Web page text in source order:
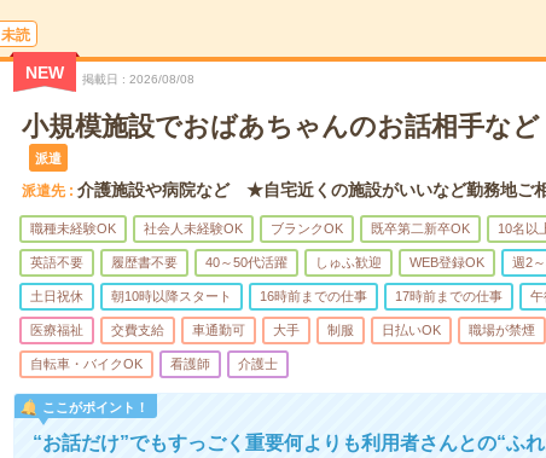
未読
NEW 掲載日 2026/08/08
小規模施設でおばあちゃんのお話相手な
派遣
派遣先 介護施設や病院など ★自宅近くの施設がいいなど勤務地ご
職種未経験OK 社会人未経験OK ブランクOK 既卒第二新卒OK 10名以
英語不要 履歴書不要 40～50代活躍 しゅふ歓迎 WEB登録OK 週2
土日祝休 朝10時以降スタート 16時前までの仕事 17時前までの仕事 午
医療福祉 交費支給 車通勤可 大手 制服 日払いOK 職場が禁煙
自転車・バイクOK 看護師 介護士
ここがポイント！
“お話だけ”でもすっごく重要何よりも利用者さんとの“ふれ